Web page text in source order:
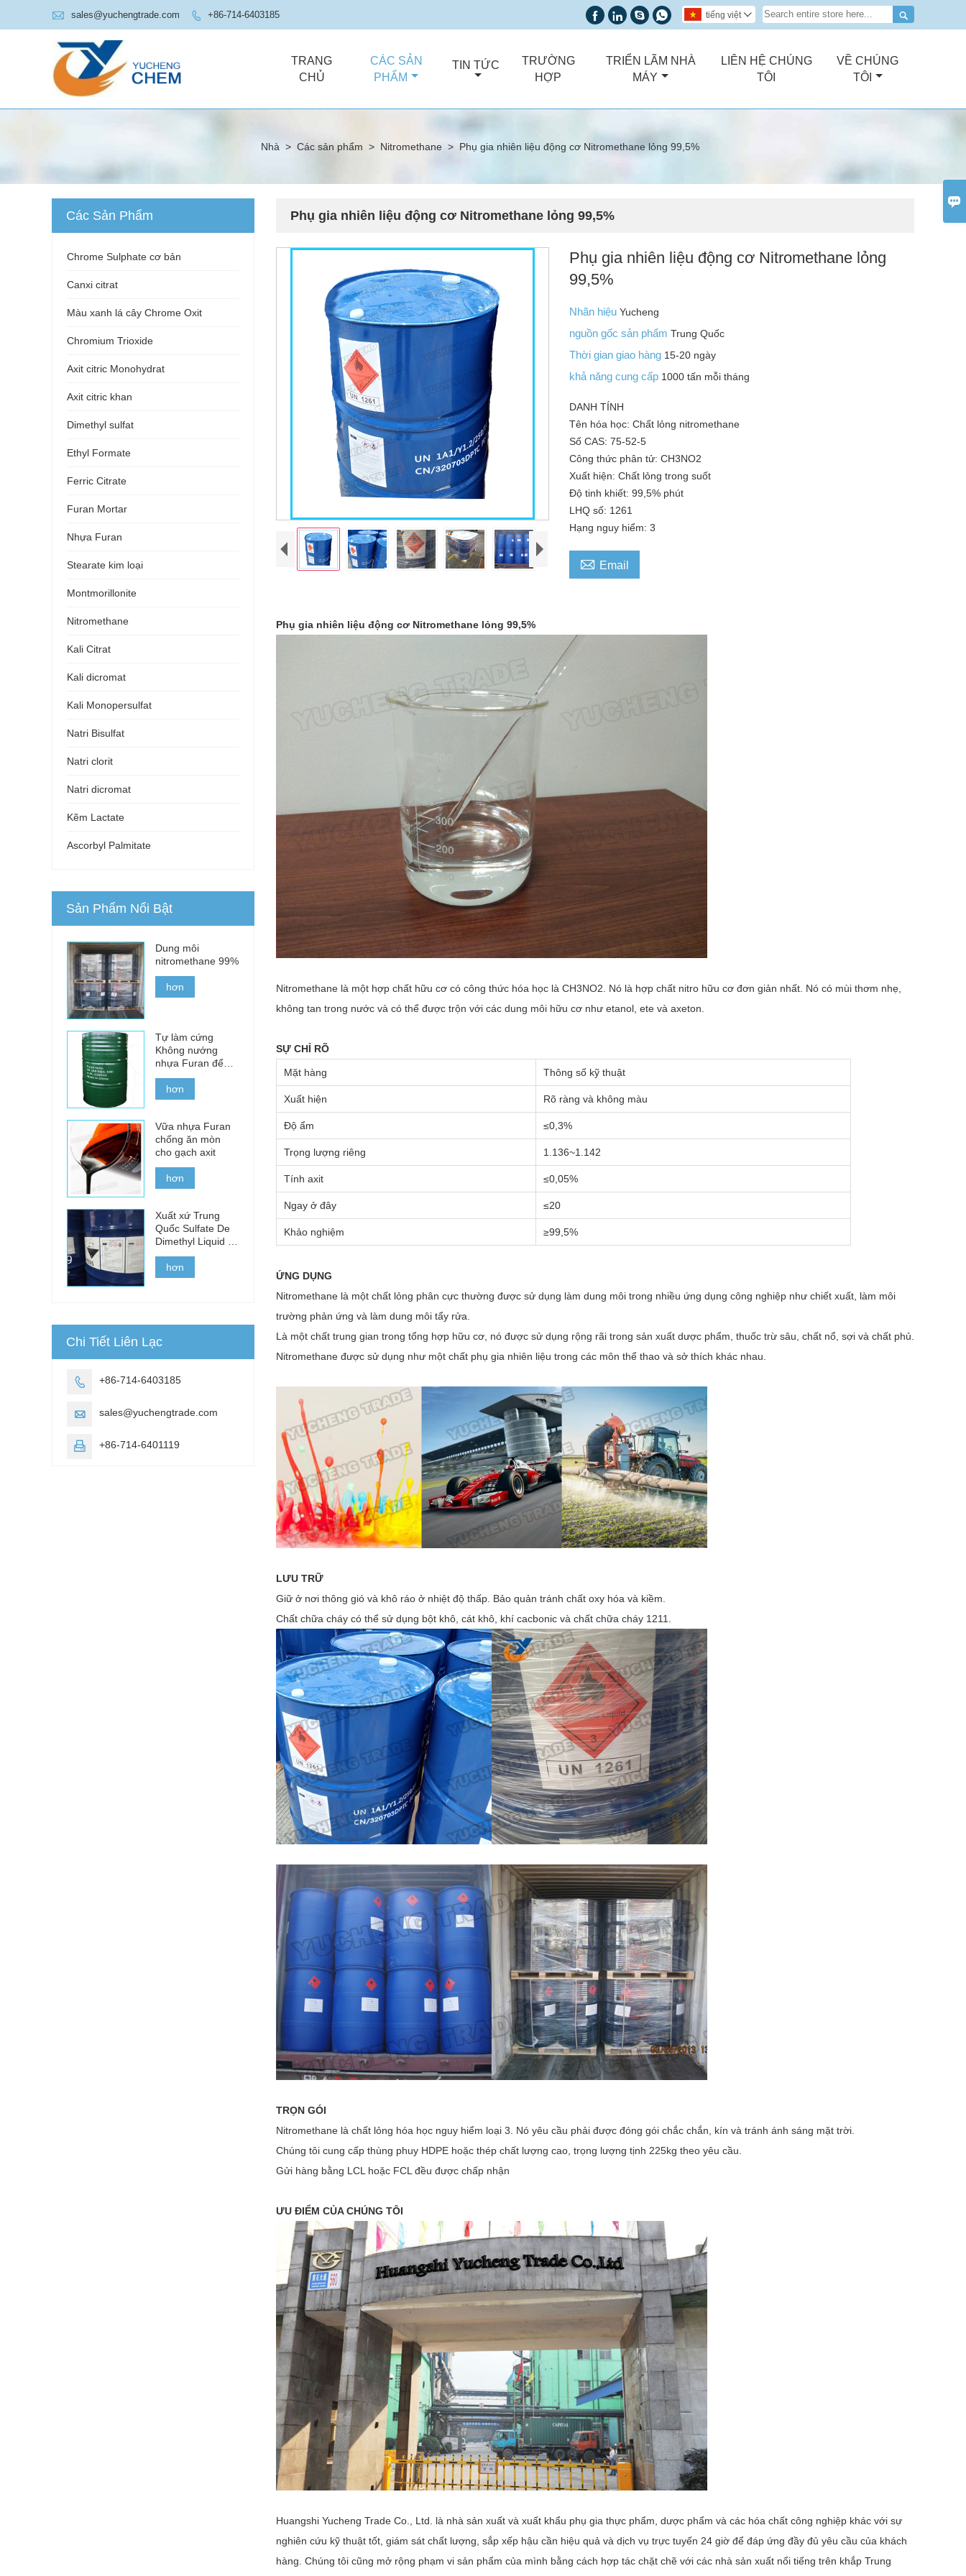

 sales@yuchengtrade.com  +86-714-6403185 
tiếng việt 
   
TRANG
CHỦ
CÁC SẢN
PHẨM
TIN TỨC
TRƯỜNG
HỢP
TRIỂN LÃM NHÀ
MÁY
LIÊN HỆ CHÚNG
TÔI
VỀ CHÚNG
TÔI
Nhà > Các sản phẩm > Nitromethane > Phụ gia nhiên liệu động cơ Nitromethane lỏng 99,5%
Phụ gia nhiên liệu động cơ Nitromethane lỏng 99,5%
Phụ gia nhiên liệu động cơ Nitromethane lỏng
99,5%
Nhãn hiệuYucheng
nguồn gốc sản phẩmTrung Quốc
Thời gian giao hàng 15-20 ngày
khả năng cung cấp 1000 tấn mỗi tháng
DANH TÍNH
Tên hóa học: Chất lỏng nitromethane
Số CAS: 75-52-5
Công thức phân tử: CH3NO2
Xuất hiện: Chất lỏng trong suốt
Độ tinh khiết: 99,5% phút
LHQ số: 1261
Hạng nguy hiểm: 3
 Email
Phụ gia nhiên liệu động cơ Nitromethane lỏng 99,5%
Nitromethane là một hợp chất hữu cơ có công thức hóa học là CH3NO2. Nó là hợp chất nitro hữu cơ đơn giản nhất. Nó có mùi thơm nhẹ,
không tan trong nước và có thể được trộn với các dung môi hữu cơ như etanol, ete và axeton.
SỰ CHỈ RÕ
Mặt hàng Thông số kỹ thuật
Xuất hiện Rõ ràng và không màu
Độ ẩm ≤0,3%
Trọng lượng riêng 1.136~1.142
Tính axit ≤0,05%
Ngay ở đây ≤20
Khảo nghiệm ≥99,5%
ỨNG DỤNG
Nitromethane là một chất lỏng phân cực thường được sử dụng làm dung môi trong nhiều ứng dụng công nghiệp như chiết xuất, làm môi
trường phản ứng và làm dung môi tẩy rửa.
Là một chất trung gian trong tổng hợp hữu cơ, nó được sử dụng rộng rãi trong sản xuất dược phẩm, thuốc trừ sâu, chất nổ, sợi và chất phủ.
Nitromethane được sử dụng như một chất phụ gia nhiên liệu trong các môn thể thao và sở thích khác nhau.
LƯU TRỮ
Giữ ở nơi thông gió và khô ráo ở nhiệt độ thấp. Bảo quản tránh chất oxy hóa và kiềm.
Chất chữa cháy có thể sử dụng bột khô, cát khô, khí cacbonic và chất chữa cháy 1211.
TRỌN GÓI
Nitromethane là chất lỏng hóa học nguy hiểm loại 3. Nó yêu cầu phải được đóng gói chắc chắn, kín và tránh ánh sáng mặt trời.
Chúng tôi cung cấp thùng phuy HDPE hoặc thép chất lượng cao, trọng lượng tịnh 225kg theo yêu cầu.
Gửi hàng bằng LCL hoặc FCL đều được chấp nhận
ƯU ĐIỂM CỦA CHÚNG TÔI
Huangshi Yucheng Trade Co., Ltd. là nhà sản xuất và xuất khẩu phụ gia thực phẩm, dược phẩm và các hóa chất công nghiệp khác với sự
nghiên cứu kỹ thuật tốt, giám sát chất lượng, sắp xếp hậu cần hiệu quả và dịch vụ trực tuyến 24 giờ để đáp ứng đầy đủ yêu cầu của khách
hàng. Chúng tôi cũng mở rộng phạm vi sản phẩm của mình bằng cách hợp tác chặt chẽ với các nhà sản xuất nổi tiếng trên khắp Trung
Các Sản Phẩm
Chrome Sulphate cơ bản
Canxi citrat
Màu xanh lá cây Chrome Oxit
Chromium Trioxide
Axit citric Monohydrat
Axit citric khan
Dimethyl sulfat
Ethyl Formate
Ferric Citrate
Furan Mortar
Nhựa Furan
Stearate kim loại
Montmorillonite
Nitromethane
Kali Citrat
Kali dicromat
Kali Monopersulfat
Natri Bisulfat
Natri clorit
Natri dicromat
Kẽm Lactate
Ascorbyl Palmitate
Sản Phẩm Nổi Bật
Dung môi
nitromethane 99%
hơn
Tự làm cứng
Không nướng
nhựa Furan để
đúc sắt, thép và
kim loại màu
hơn
Vữa nhựa Furan
chống ăn mòn
cho gạch axit
hơn
Xuất xứ Trung
Quốc Sulfate De
Dimethyl Liquid để
bán
hơn
Chi Tiết Liên Lạc
 +86-714-6403185
 sales@yuchengtrade.com
 +86-714-6401119